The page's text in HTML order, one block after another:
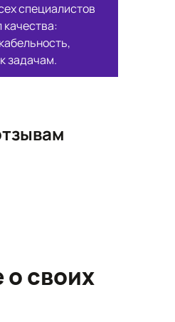
специалистов
задачам.
своих